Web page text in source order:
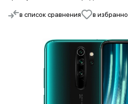
в список сравнения в